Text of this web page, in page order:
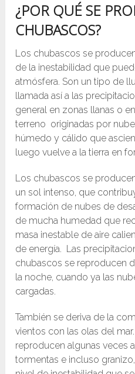
¿POR QUÉ SE
CHUBASCOS?
Los chubascos se
de la inestabilidad que
atmósfera. Son un tipo de
llamada así a las
general en zonas llanas o
terreno originadas por
húmedo y cálido que
luego vuelve a la tierra en
Los chubascos se
un sol intenso, que
formación de nubes de
de mucha humedad que
masa inestable de aire
de energía. Las
chubascos se reproducen
la noche, cuando ya las
cargadas.
También se deriva de la
vientos con las olas del
reproducen algunas veces
tormentas e incluso